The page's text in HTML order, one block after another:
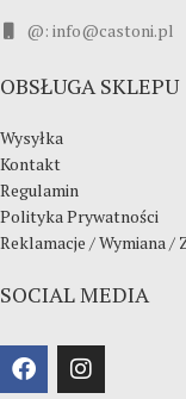
@: info@castoni.pl
OBSŁUGA SKLEPU
Wysyłka
Kontakt
Regulamin
Polityka Prywatności
Reklamacje / Wymiana /
SOCIAL MEDIA